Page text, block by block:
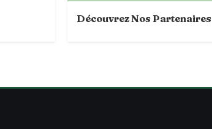
Découvrez Nos Partenaires